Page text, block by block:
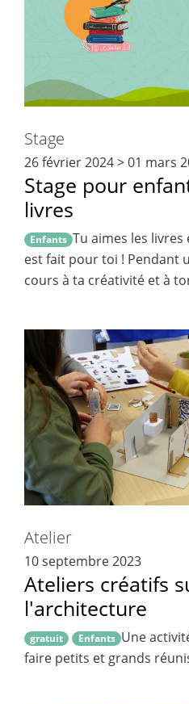
Stage
26 février 2024>01 mars
Stage pour
livres
Enfants Tu aimes les livres
est fait pour toi ! Pendant
cours à ta créativité et à
Atelier
10 septembre 2023
Ateliers créatifs
l'architecture
gratuit Enfants Une
faire petits et grands